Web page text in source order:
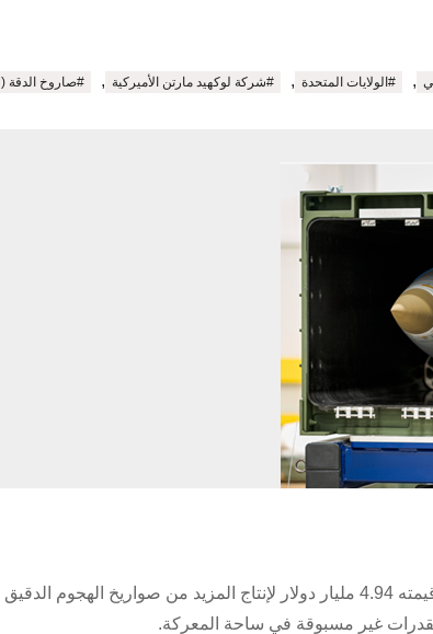
, #الولايات المتحدة , #شركة لوكهيد مارتن الأميركية , #صاروخ الدقة (PrSM)
غير مسبوقة في ساحة المعركة.